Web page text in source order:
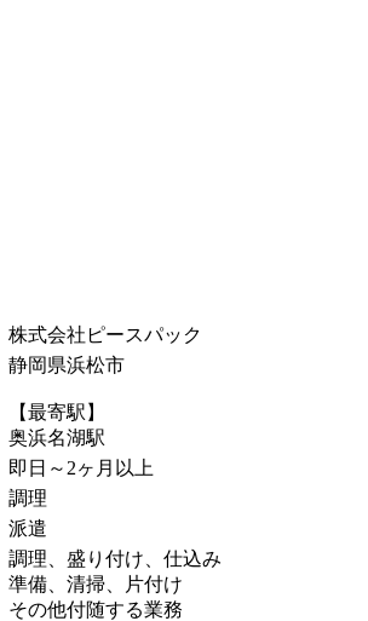
株式会社ピースパック
静岡県浜松市
【最寄駅】
奥浜名湖駅
即日～2ヶ月以上
調理
派遣
調理、盛り付け、仕込み
準備、清掃、片付け
その他付随する業務